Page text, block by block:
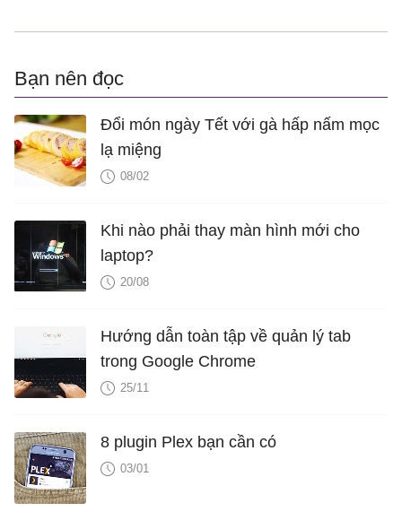
Bạn nên đọc
Đổi món ngày Tết với gà hấp nấm mọc
lạ miệng
08/02
Khi nào phải thay màn hình mới cho
laptop?
20/08
Hướng dẫn toàn tập về quản lý tab
trong Google Chrome
25/11
8 plugin Plex bạn cần có
03/01